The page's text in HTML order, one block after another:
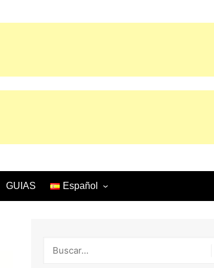
GUIAS Español
Français